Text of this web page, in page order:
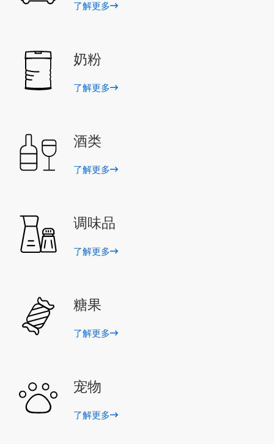
了解更多
奶粉
了解更多
酒类
了解更多
调味品
了解更多
糖果
了解更多
宠物
了解更多